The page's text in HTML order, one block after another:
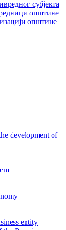
субјекта
општине
општине
development of
entity